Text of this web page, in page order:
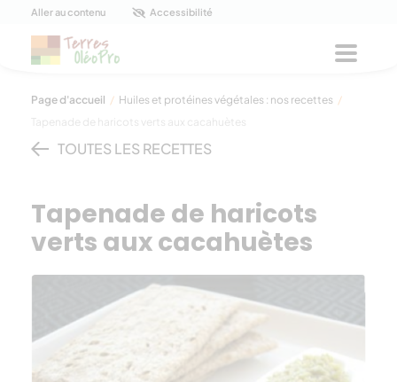
Panneau de gestion des cookies
Aller au contenu Accessibilité
Page d'accueil / Huiles et protéines végétales : nos recettes /
Tapenade de haricots verts aux cacahuètes
TOUTES LES RECETTES
Tapenade de haricots
verts aux cacahuètes